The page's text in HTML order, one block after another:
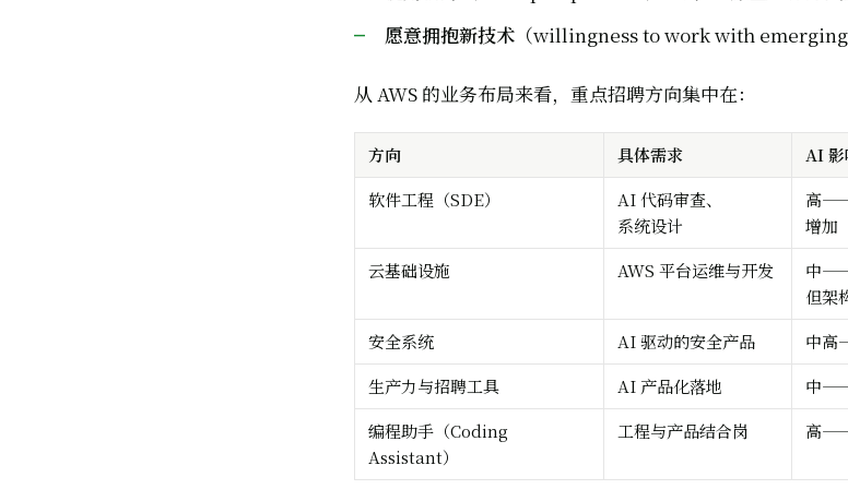
愿意拥抱新技术 （willingness to work with emerging
从 AWS 的业务布局来看，重点招聘方向集中在：
方向 具体需求
AI 影
软件工程（SDE）
AI 代码审查、
系统设计
高
增加
云基础设施
AWS 平台运维与开发
中——
但架
安全系统
AI 驱动的安全产品
中高
生产力与招聘工具
AI 产品化落地
中
编程助手（Coding
Assistant）
工程与产品结合岗 高